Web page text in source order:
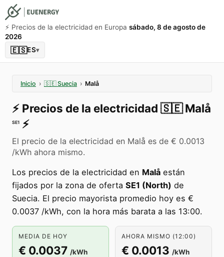
⚡️ Precios de la electricidad en Europa sábado, 8 de agosto de
2026
🇪🇸ES▾
Inicio › 🇸🇪 Suecia › Malå
⚡️ Precios de la electricidad 🇸🇪 Malå
SE1 ⚡️
El precio de la electricidad en Malå es de € 0.0013
/kWh ahora mismo.
Los precios de la electricidad en Malå están
fijados por la zona de oferta SE1 (North) de
Suecia. El precio mayorista promedio hoy es €
0.0037 /kWh, con la hora más barata a las 13:00.
MEDIA DE HOY
€ 0.0037 /kWh
AHORA MISMO (12:00)
€ 0.0013 /kWh